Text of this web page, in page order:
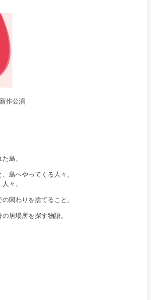
作公演
島。
島へやってくる人々。
々。
関わりを捨てること。
居場所を探す物語。